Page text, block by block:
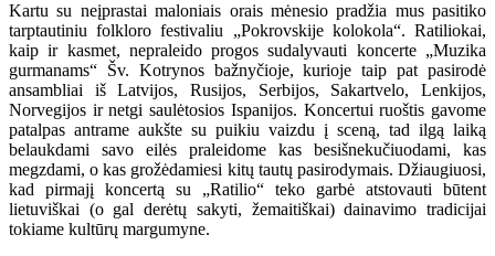
Kartu su neįprastai maloniais orais mėnesio pradžia mus pasitiko
tarptautiniu folkloro festivaliu „Pokrovskije kolokola“. Ratiliokai,
kaip ir kasmet, nepraleido progos sudalyvauti koncerte „Muzika
gurmanams“ Šv. Kotrynos bažnyčioje, kurioje taip pat pasirodė
ansambliai iš Latvijos, Rusijos, Serbijos, Sakartvelo, Lenkijos,
Norvegijos ir netgi saulėtosios Ispanijos. Koncertui ruoštis gavome
patalpas antrame aukšte su puikiu vaizdu į sceną, tad ilgą laiką
belaukdami savo eilės praleidome kas besišnekučiuodami, kas
megzdami, o kas grožėdamiesi kitų tautų pasirodymais. Džiaugiuosi,
kad pirmajį koncertą su „Ratilio“ teko garbė atstovauti būtent
lietuviškai (o gal derėtų sakyti, žemaitiškai) dainavimo tradicijai
tokiame kultūrų margumyne.